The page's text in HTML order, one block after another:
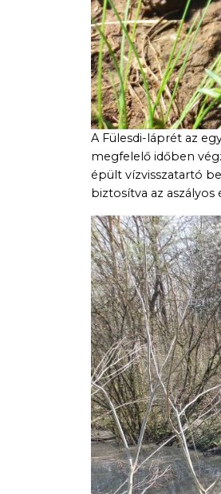
A Fülesdi-láprét az
megfelelő időben
épült vízvisszatartó
biztosítva az